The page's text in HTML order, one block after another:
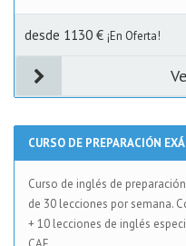
desde 1130 € ¡En Oferta!
CURSO DE PREPARACIÓN
Curso de inglés de
de 30 lecciones por semana.
+ 10 lecciones de inglés